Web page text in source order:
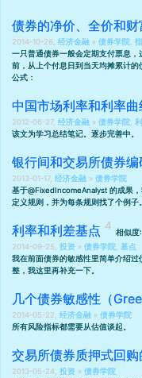
债券的净价、全价和
2014-10-26, 经济金融 » 债券学院
一只普通债券一般会定期支付票息
前，从上个付息日到当天均摊累计
公式：
中国市场利率和利率曲
2012-06-27, 经济金融 » 债券学院
该文为学习总结笔记。逐步完善中。
银行间和交易所债券
2013-01-17, 经济金融 » 债券学院
基于@FixedIncomeAnalyst 的成果
定义规则，并为每条规则找了个例子
利率和利差基点
相似度
2014-09-25, 投资 » 债券学院 基点
我在前面债券的敏感性里简单介绍过
整，我这里再补充一下。
几个债券敏感性（
2014-05-22, 经济金融 » 债券学院
所有风险指标都需要从估值谈起。
交易所债券质押式回
2013-05-24, 投资 » 债券学院